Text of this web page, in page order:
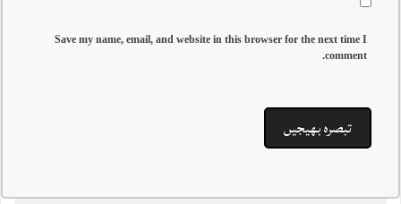
Save my name, email, and website in this browser for the next time I
comment.